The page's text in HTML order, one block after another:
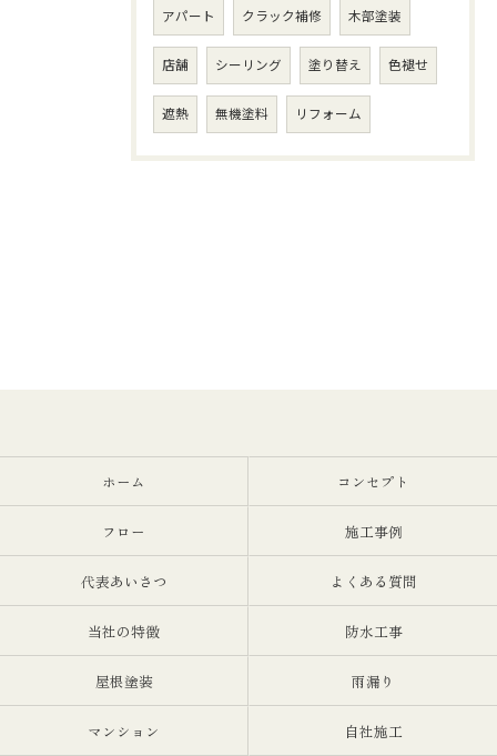
アパート クラック補修 木部塗装
店舗 シーリング 塗り替え 色褪せ
遮熱 無機塗料 リフォーム
ホーム コンセプト
フロー 施工事例
代表あいさつ よくある質問
当社の特徴 防水工事
屋根塗装 雨漏り
マンション 自社施工